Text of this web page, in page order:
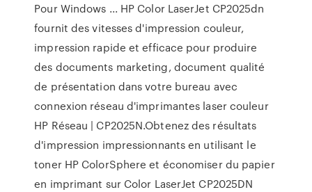
Pour Windows ... HP Color LaserJet CP2025dn
fournit des vitesses d'impression couleur,
impression rapide et efficace pour produire
des documents marketing, document qualité
de présentation dans votre bureau avec
connexion réseau d'imprimantes laser couleur
HP Réseau | CP2025N.Obtenez des résultats
d'impression impressionnants en utilisant le
toner HP ColorSphere et économiser du papier
en imprimant sur Color LaserJet CP2025DN